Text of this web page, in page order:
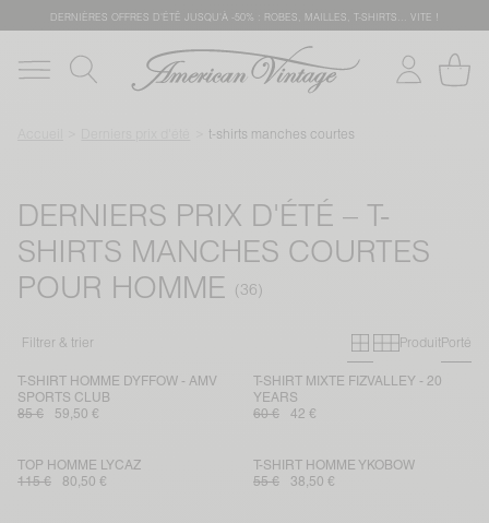
DERNIÈRES OFFRES D'ÉTÊ JUSQU'À -50% : ROBES, MAILLES, T-SHIRTS... VITE !
t-shirts manches courtes
DERNIERS PRIX D'ÉTÉ – T-
SHIRTS MANCHES COURTES
POUR HOMME
Filtrer & trier Grille
Grille
ProduitPorté
T-SHIRT HOMME DYFFOW - AMV
SPORTS CLUB
85 €
59,50 €
T-SHIRT MIXTE FIZVALLEY - 20
YEARS
60 €
42 €
TOP HOMME LYCAZ
115 €
80,50 €
T-SHIRT HOMME YKOBOW
55 €
38,50 €